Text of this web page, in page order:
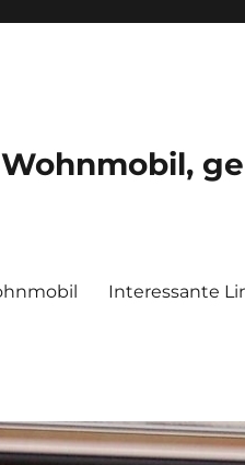
Interessante